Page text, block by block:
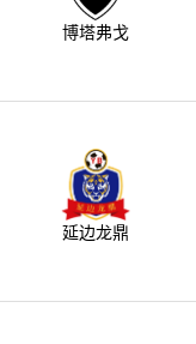
博塔弗戈
延边龙鼎